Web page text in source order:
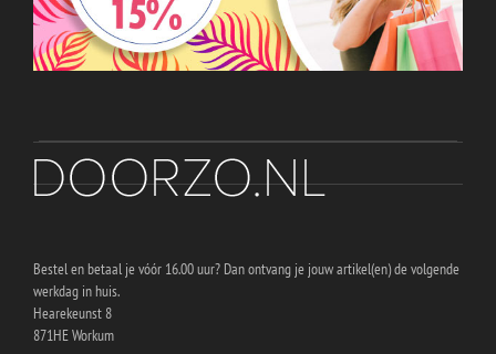
Bestel en betaal je vóór 16.00 uur? Dan ontvang je jouw artikel(en) de volgende
werkdag in huis.
Hearekeunst 8
871HE Workum